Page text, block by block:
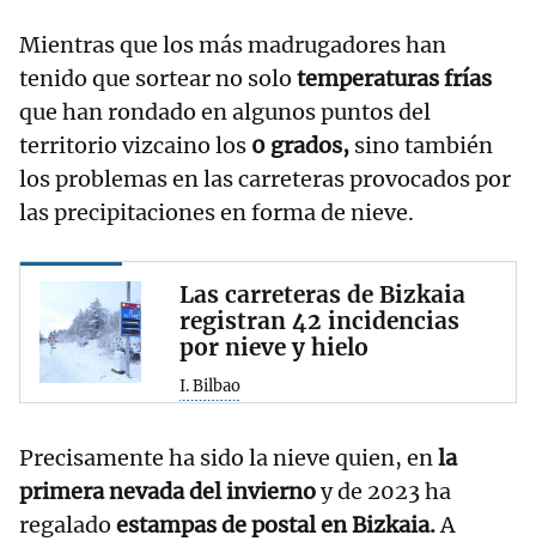
Mientras que los más madrugadores han
tenido que sortear no solo temperaturas frías
que han rondado en algunos puntos del
territorio vizcaino los 0 grados, sino también
los problemas en las carreteras provocados por
las precipitaciones en forma de nieve.
Las carreteras de Bizkaia
registran 42 incidencias
por nieve y hielo
I. Bilbao
Precisamente ha sido la nieve quien, en la
primera nevada del inviernoy de 2023 ha
regalado estampas de postal en Bizkaia. A